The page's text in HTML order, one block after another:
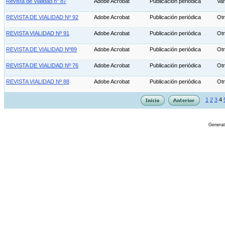
REVISTA DE VIALIDAD Nº 92 Adobe Acrobat Publicación periódica
REVISTA VIALIDAD Nº 91 Adobe Acrobat Publicación periódica
REVISTA DE VIALIDAD Nº89 Adobe Acrobat Publicación periódica
REVISTA DE VIALIDAD Nº 76 Adobe Acrobat Publicación periódica
REVISTA VIALIDAD Nº 88 Adobe Acrobat Publicación periódica
1 2 3 4